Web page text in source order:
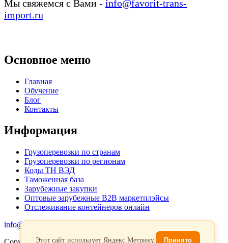
Мы свяжемся с Вами - info@favorit-trans-
import.ru
Основное меню
Главная
Обучение
Блог
Контакты
Информация
Грузоперевозки по странам
Грузоперевозки по регионам
Коды ТН ВЭД
Таможенная база
Зарубежные закупки
Оптовые зарубежные B2B маркетплэйсы
Отслеживание контейнеров онлайн
info@favorit-trans-import.ru
Этот сайт использует Яндекс.Метрику. Принято